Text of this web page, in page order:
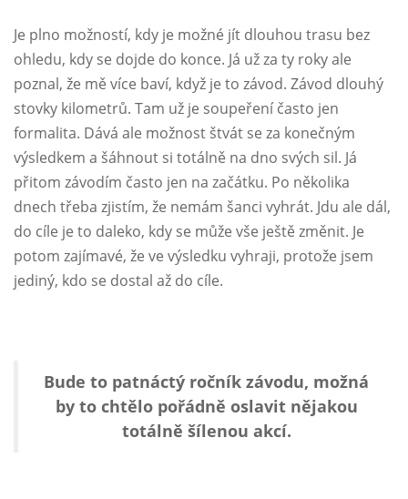
Je plno možností, kdy je možné jít dlouhou trasu bez
ohledu, kdy se dojde do konce. Já už za ty roky ale
poznal, že mě více baví, když je to závod. Závod dlouhý
stovky kilometrů. Tam už je soupeření často jen
formalita. Dává ale možnost štvát se za konečným
výsledkem a šáhnout si totálně na dno svých sil. Já
přitom závodím často jen na začátku. Po několika
dnech třeba zjistím, že nemám šanci vyhrát. Jdu ale dál,
do cíle je to daleko, kdy se může vše ještě změnit. Je
potom zajímavé, že ve výsledku vyhraji, protože jsem
jediný, kdo se dostal až do cíle.
Bude to patnáctý ročník závodu, možná
by to chtělo pořádně oslavit nějakou
totálně šílenou akcí.